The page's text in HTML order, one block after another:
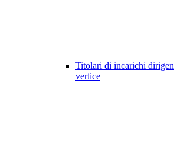
Titolari di incarichi
vertice